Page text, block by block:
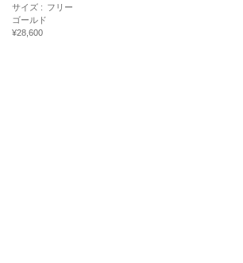
サイズ : フリー
ゴールド
¥28,600